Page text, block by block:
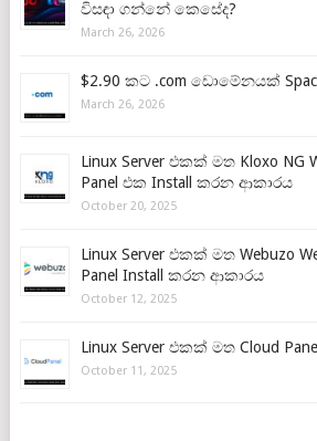
විසඳා ගන්නේ කෙසේද?
March 26, 2026
$2.90 කට .com ඩොමේනයක්
March 26, 2026
Linux Server එකක් මත Kloxo NG
Panel එක Install කරන ආකාරය
October 20, 2025
Linux Server එකක් මත Webuzo
Panel Install කරන ආකාරය
October 12, 2025
Linux Server එකක් මත Cloud
October 11, 2025